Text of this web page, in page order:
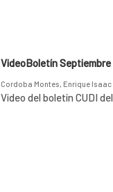
VideoBoletín Septiembre
Cordoba Montes, Enrique Isaac
Video del boletín CUDI